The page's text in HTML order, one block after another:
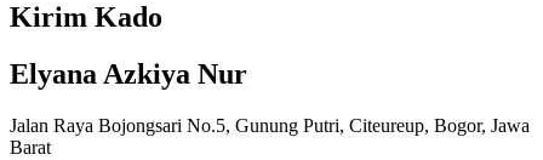
Kirim Kado
Elyana Azkiya Nur
Jalan Raya Bojongsari No.5, Gunung Putri, Citeureup, Bogor, Jawa
Barat